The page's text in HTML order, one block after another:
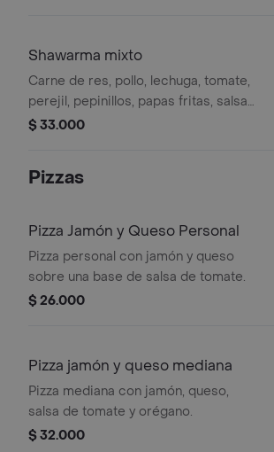
Shawarma mixto
Carne de res, pollo, lechuga, tomate,
perejil, pepinillos, papas fritas, salsa
de ajo, pan árabe (pita).
$ 33.000
Pizzas
Pizza Jamón y Queso Personal
Pizza personal con jamón y queso
sobre una base de salsa de tomate.
$ 26.000
Pizza jamón y queso mediana
Pizza mediana con jamón, queso,
salsa de tomate y orégano.
$ 32.000